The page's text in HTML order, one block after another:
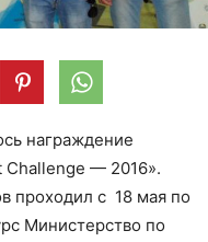
награждение
Challenge — 2016».
проходил с 18 мая по
Министерство по